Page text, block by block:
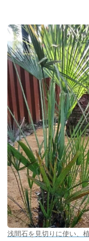
浅間石を見切りに使い、